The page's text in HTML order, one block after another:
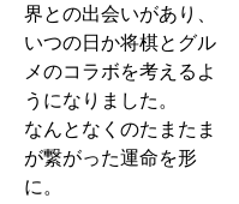
界との出会いがあり、
いつの日か将棋とグル
メのコラボを考えるよ
うになりました。
なんとなくのたまたま
が繋がった運命を形
に。